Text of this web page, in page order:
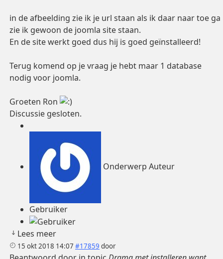
in de afbeelding zie ik je url staan als ik daar naar toe ga
zie ik gewoon de joomla site staan.
En de site werkt goed dus hij is goed geïnstalleerd!
Terug komend op je vraag je hebt maar 1 database
nodig voor joomla.
Groeten Ron
Discussie gesloten.
Onderwerp Auteur
Gebruiker
Lees meer
15 okt 2018 14:07 #17859 door